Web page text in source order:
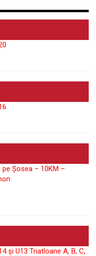
Șosea – 10KM –
și U13 Triatloane A, B, C,